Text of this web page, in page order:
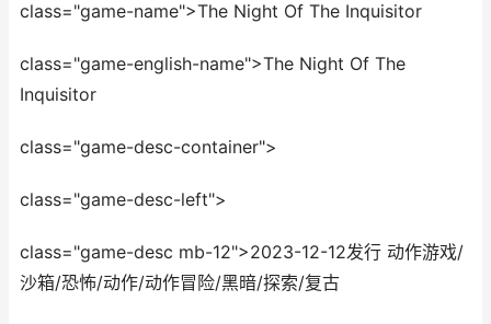
class="game-name">The Night Of The Inquisitor
class="game-english-name">The Night Of The
Inquisitor
class="game-desc-container">
class="game-desc-left">
class="game-desc mb-12">2023-12-12发行 动作游戏/
沙箱/恐怖/动作/动作冒险/黑暗/探索/复古